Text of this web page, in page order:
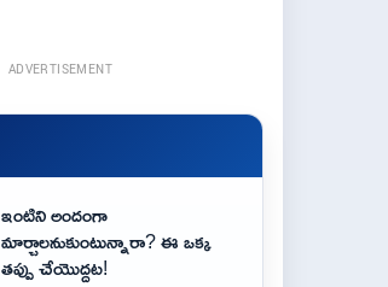
ADVERTISEMENT
ఇంటిని అందంగా
మార్చాలనుకుంటున్నారా? ఈ ఒక్క
తప్పు చేయొద్దట!